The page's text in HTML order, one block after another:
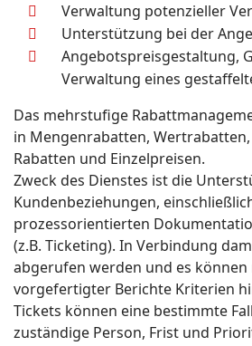
Verwaltung potenzieller
Unterstützung bei der
Angebotspreisgestaltung,
Verwaltung eines
Das mehrstufige
in Mengenrabatten,
Rabatten und Einzelpreisen.
Zweck des Dienstes ist die
Kundenbeziehungen,
prozessorientierten
(z.B. Ticketing). In Verbindung
abgerufen werden und es
vorgefertigter Berichte Kriterien
Tickets können eine bestimmte
zuständige Person, Frist und